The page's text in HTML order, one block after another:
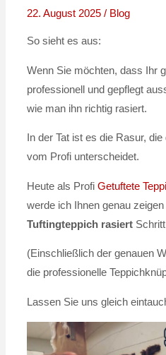
22. August 2025 / Blog
So sieht es aus:
Wenn Sie möchten, dass Ihr
professionell und gepflegt
wie man ihn richtig rasiert.
In der Tat ist es die Rasur,
vom Profi unterscheidet.
Heute als Profi Getuftete
werde ich Ihnen genau zeigen
Tuftingteppich rasiertSchritt
(Einschließlich der genauen
die professionelle
Lassen Sie uns gleich